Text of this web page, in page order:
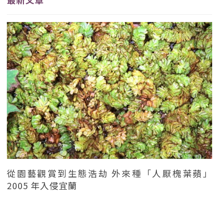
從園藝觀賞到生態浩劫 外來種「人厭槐葉蘋」
2005 年入侵宜蘭